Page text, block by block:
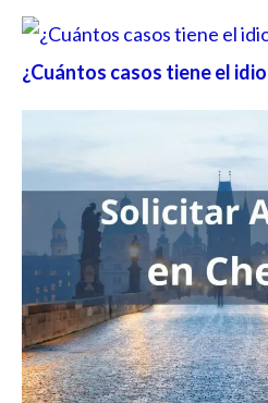
¿Cuántos casos tiene el